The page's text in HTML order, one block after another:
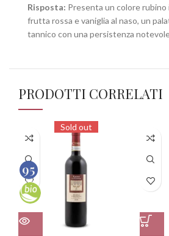
Risposta: Presenta un colore
frutta rossa e vaniglia al naso, un
tannico con una persistenza
PRODOTTI CORRELATI
Sold out
95
100